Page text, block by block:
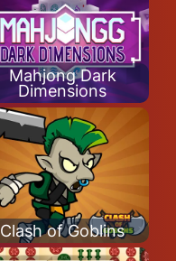
Mahjong Dark
Dimensions
Clash of Goblins